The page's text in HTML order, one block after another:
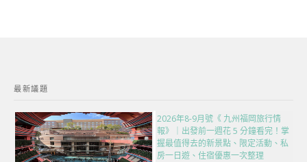
最新議題
2026年8-9月號《 九州福岡旅行情
報》｜出發前一週花 5 分鐘看完！掌
握最值得去的新景點、限定活動、私
房一日遊、住宿優惠一次整理